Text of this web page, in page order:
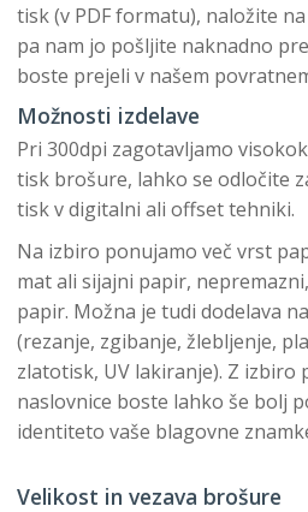
tisk (v PDF formatu), naložite
pa nam jo pošljite naknadno
boste prejeli v našem
Možnosti izdelave
Pri 300dpi zagotavljamo
tisk brošure, lahko se odločite
tisk v digitalni ali offset tehniki.
Na izbiro ponujamo več vrst
mat ali sijajni papir,
papir. Možna je tudi dodelava
(rezanje, zgibanje, žlebljenje,
zlatotisk, UV lakiranje). Z izbiro
naslovnice boste lahko še bolj
identiteto vaše blagovne
Velikost in vezava brošure